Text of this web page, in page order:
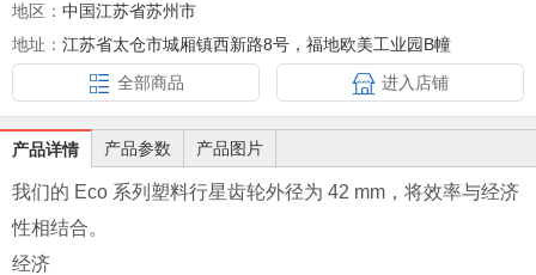
地区： 中国江苏省苏州市
地址： 江苏省太仓市城厢镇西新路8号，福地欧美工业园B幢
全部商品
进入店铺
产品详情 产品参数 产品图片
我们的 Eco 系列塑料行星齿轮外径为 42 mm，将效率与经济
性相结合。
经济